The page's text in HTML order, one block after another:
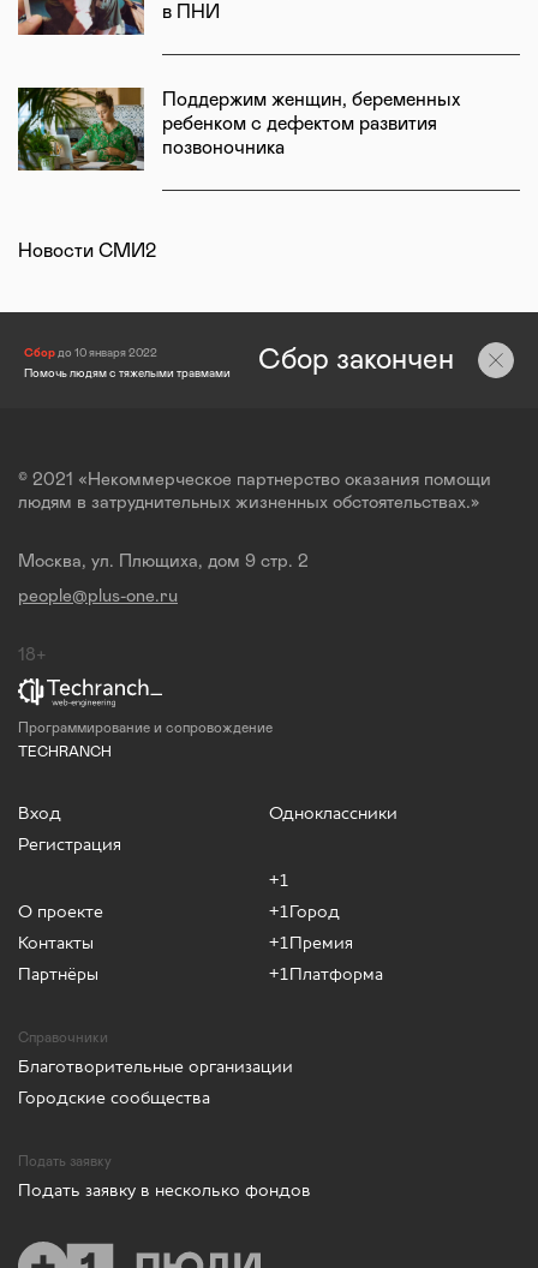
в ПНИ
Поддержим женщин, беременных
ребенком с дефектом развития
позвоночника
Новости СМИ2
Сбор до 10 января 2022
Помочь людям с тяжелыми травмами
Сбор закончен
© 2021 «Некоммерческое партнерство оказания помощи
людям в затруднительных жизненных обстоятельствах.»
Москва, ул. Плющиха, дом 9 стр. 2
people@plus-one.ru
18+
Программирование и сопровождение
TECHRANCH
Вход
Регистрация
О проекте
Контакты
Партнёры
Одноклассники
+1
+1Город
+1Премия
+1Платформа
Справочники
Благотворительные организации
Городские сообщества
Подать заявку
Подать заявку в несколько фондов